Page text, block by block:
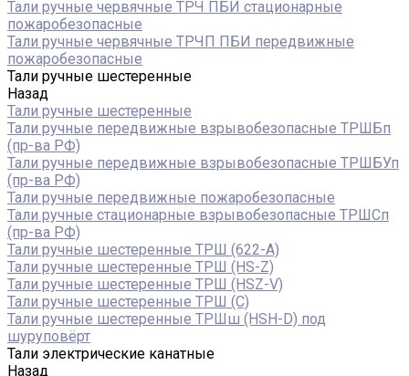
Тали ручные червячные ТРЧ ПБИ стационарные
пожаробезопасные
Тали ручные червячные ТРЧП ПБИ передвижные
пожаробезопасные
Тали ручные шестеренные
Назад
Тали ручные шестеренные
Тали ручные передвижные взрывобезопасные ТРШБп
(пр-ва РФ)
Тали ручные передвижные взрывобезопасные ТРШБУп
(пр-ва РФ)
Тали ручные передвижные пожаробезопасные
Тали ручные стационарные взрывобезопасные ТРШСп
(пр-ва РФ)
Тали ручные шестеренные ТРШ (622-A)
Тали ручные шестеренные ТРШ (HS-Z)
Тали ручные шестеренные ТРШ (HSZ-V)
Тали ручные шестеренные ТРШ (С)
Тали ручные шестеренные ТРШш (HSH-D) под
шуруповёрт
Тали электрические канатные
Назад